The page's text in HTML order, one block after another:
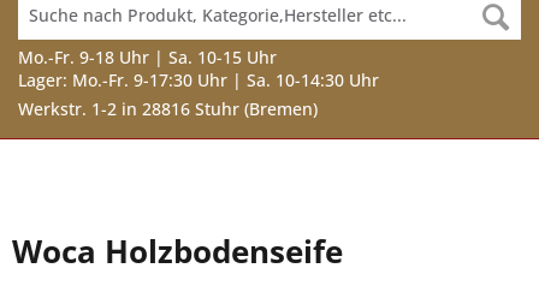
Mo.-Fr. 9-18 Uhr | Sa. 10-15 Uhr
Lager: Mo.-Fr. 9-17:30 Uhr | Sa. 10-14:30 Uhr
Werkstr. 1-2 in 28816 Stuhr (Bremen)
Woca Holzbodenseife